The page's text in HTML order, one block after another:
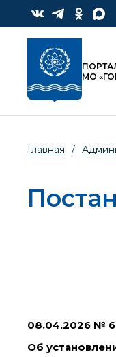
МО
Главная /
08.04.2026 №
Об